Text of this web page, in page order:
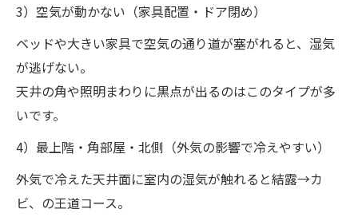
3）空気が動かない（家具配置・ドア閉め）
ベッドや大きい家具で空気の通り道が塞がれると、湿気
が逃げない。
天井の角や照明まわりに黒点が出るのはこのタイプが多
いです。
4）最上階・角部屋・北側（外気の影響で冷えやすい）
外気で冷えた天井面に室内の湿気が触れると結露→カ
ビ、の王道コース。